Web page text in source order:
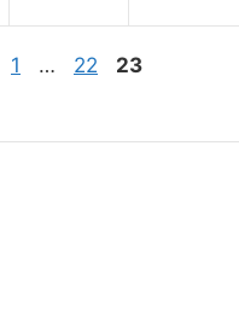
Страница
1 … Страница
22 Страница
23